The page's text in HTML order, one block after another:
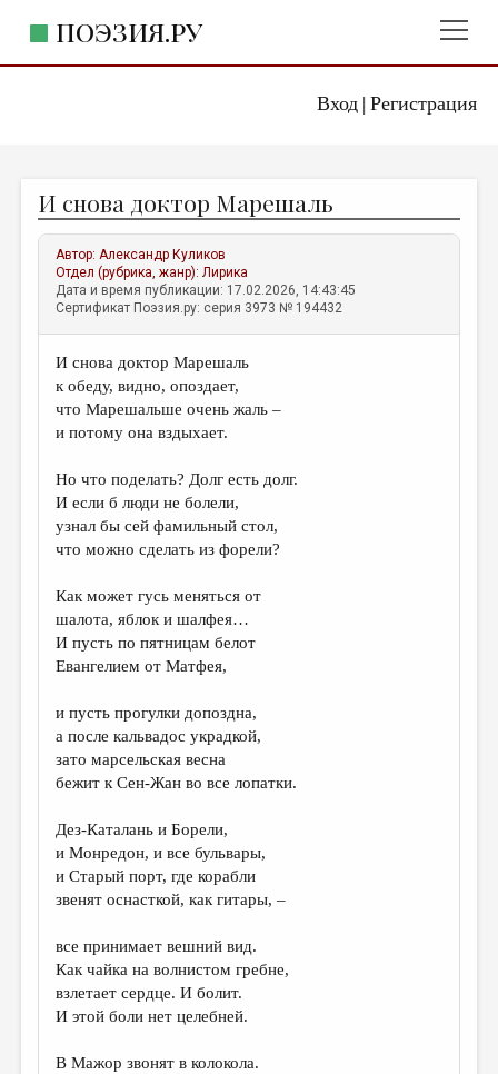
Вход| Регистрация
ПОЭЗИЯ.РУ
ЖАНРЫ
АВТОРЫ
КОММЕНТАРИИ
ЛИТСАЛОН
НОВОСТИ
ПРАВИЛА САЙТА
ИЗБРАННОЕ
ДАЙДЖЕСТ
ПЕРЕВОДЫ
КОНКУРСЫ
КНИЖНАЯ ПОЛКА
ОБЗОР ЛИТЕРАТУРЫ
ОБЪЯВЛЕНИЯ
ОТ РЕДАКЦИИ
МАЛАЯ ПРОЗА
И снова доктор Марешаль
Автор:Александр Куликов
Отдел (рубрика, жанр):Лирика
Дата и время публикации: 17.02.2026, 14:43:45
Сертификат Поэзия.ру: серия 3973 № 194432
И снова доктор Марешаль
к обеду, видно, опоздает,
что Марешальше очень жаль –
и потому она вздыхает.
Но что поделать? Долг есть долг.
И если б люди не болели,
узнал бы сей фамильный стол,
что можно сделать из форели?
Как может гусь меняться от
шалота, яблок и шалфея…
И пусть по пятницам белот
Евангелием от Матфея,
и пусть прогулки допоздна,
а после кальвадос украдкой,
зато марсельская весна
бежит к Сен-Жан во все лопатки.
Дез-Каталань и Борели,
и Монредон, и все бульвары,
и Старый порт, где корабли
звенят оснасткой, как гитары, –
все принимает вешний вид.
Как чайка на волнистом гребне,
взлетает сердце. И болит.
И этой боли нет целебней.
В Мажор звонят в колокола.